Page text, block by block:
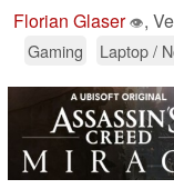
Florian Glaser 👁,
Gaming Laptop /